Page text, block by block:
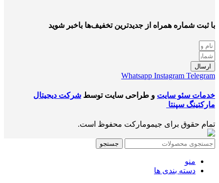
با ثبت شماره همراه از جدید‌ترین تخفیف‌ها با‌خبر شوید
ارسال
Whatsapp Instagram Telegram
خدمات سئو سایت و طراحی سایت توسط شرکت دیجیتال
مارکتینگ سپنتا
تمام حقوق برای جیمومارکت محفوظ است.
جستجو
منو
دسته بندی ها